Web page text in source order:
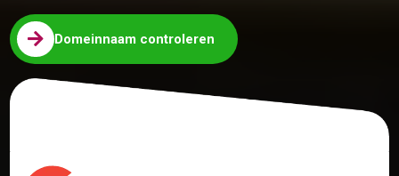
 Domeinnaam controleren